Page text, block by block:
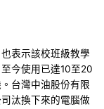
表示該校班級教學
今使用已達10至20
台灣中油股份有限
汰換下來的電腦做